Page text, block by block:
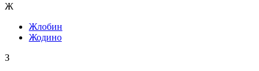
Ж
Жлобин
Жодино
З